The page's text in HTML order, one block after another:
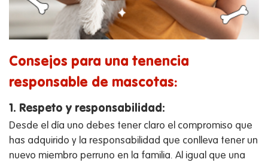
Consejos para una tenencia
responsable de mascotas:
1. Respeto y responsabilidad:
Desde el día uno debes tener claro el compromiso que
has adquirido y la responsabilidad que conlleva tener un
nuevo miembro perruno en la familia. Al igual que una